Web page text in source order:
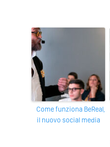
Come funziona BeReal,
il nuovo social media